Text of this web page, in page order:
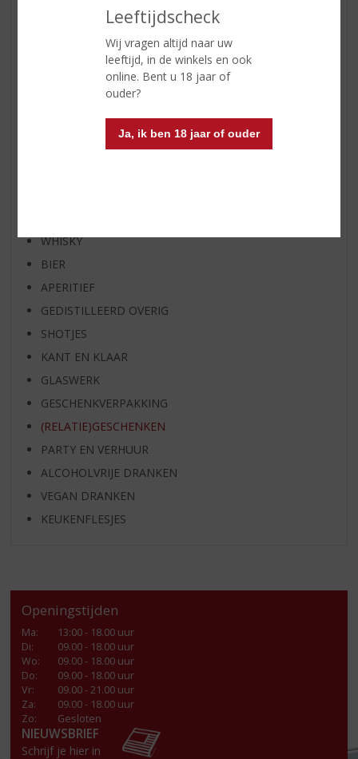
Leeftijdscheck
Wij vragen altijd naar uw
leeftijd, in de winkels en ook
online. Bent u 18 jaar of
ouder?
Ja, ik ben 18 jaar of ouder
WIJN VAN DE MAAND
WHISKY VAN DE MAAND
RUM VAN DE MAAND
BIER VAN DE MAAND
SPIRIT VAN DE MAAND
WHISKY
BIER
APERITIEF
GEDISTILLEERD OVERIG
SHOTJES
KANT EN KLAAR
GLASWERK
GESCHENKVERPAKKING
(RELATIE)GESCHENKEN
PARTY EN VERHUUR
ALCOHOLVRIJE DRANKEN
VEGAN DRANKEN
KEUKENFLESJES
Openingstijden
Ma:
13:00 - 18.00 uur
Di:
09.00 - 18.00 uur
Wo:
09.00 - 18.00 uur
Do:
09.00 - 18.00 uur
Vr:
09.00 - 21.00 uur
Za:
09.00 - 18.00 uur
Zo:
Gesloten
NIEUWSBRIEF
Schrijf je hier in